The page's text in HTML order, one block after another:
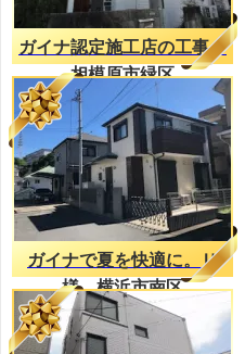
ガイナ認定施工店の工事
相模原市緑区
ガイナで夏を快適に。Ｕ
様 横浜市南区